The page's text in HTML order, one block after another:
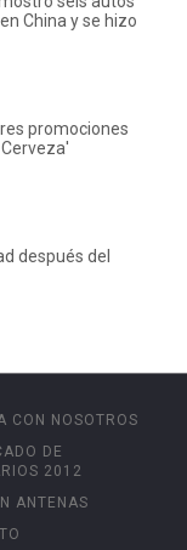
China y se hizo
promociones
después del
CON NOSOTROS
DE
2012
ANTENAS